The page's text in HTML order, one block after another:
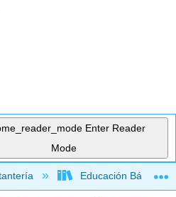
Enter Reader
Mode
jerarquía globalEducación Básica